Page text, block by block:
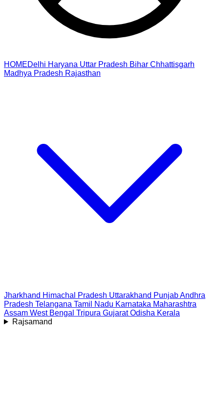
HOMEDelhi Haryana Uttar Pradesh Bihar Chhattisgarh
Madhya Pradesh Rajasthan
Jharkhand Himachal Pradesh Uttarakhand PunjabAndhra
Pradesh Telangana Tamil Nadu Karnataka Maharashtra
Assam West Bengal Tripura Gujarat Odisha Kerala
Rajsamand